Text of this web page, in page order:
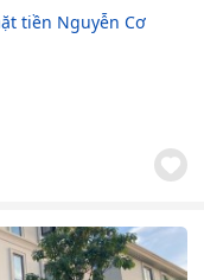
tiền Nguyễn Cơ